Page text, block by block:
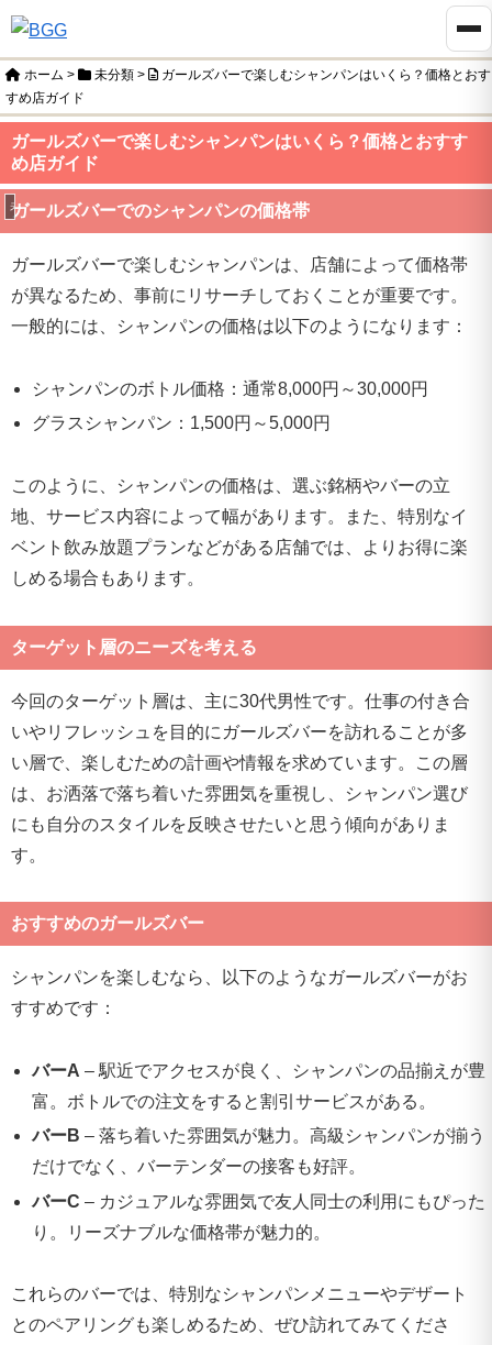
ホーム > 未分類 >
ガールズバーで楽しむシャンパンはいくら？価格とおす
すめ店ガイド
ガールズバーで楽しむシャンパンはいくら？価格とおすす
め店ガイド
未分類
ガールズバーでのシャンパンの価格帯
ガールズバーで楽しむシャンパンは、店舗によって価格帯
が異なるため、事前にリサーチしておくことが重要です。
一般的には、シャンパンの価格は以下のようになります：
シャンパンのボトル価格：通常8,000円～30,000円
グラスシャンパン：1,500円～5,000円
このように、シャンパンの価格は、選ぶ銘柄やバーの立
地、サービス内容によって幅があります。また、特別なイ
ベント飲み放題プランなどがある店舗では、よりお得に楽
しめる場合もあります。
ターゲット層のニーズを考える
今回のターゲット層は、主に30代男性です。仕事の付き合
いやリフレッシュを目的にガールズバーを訪れることが多
い層で、楽しむための計画や情報を求めています。この層
は、お洒落で落ち着いた雰囲気を重視し、シャンパン選び
にも自分のスタイルを反映させたいと思う傾向がありま
す。
おすすめのガールズバー
シャンパンを楽しむなら、以下のようなガールズバーがお
すすめです：
バーA – 駅近でアクセスが良く、シャンパンの品揃えが豊
富。ボトルでの注文をすると割引サービスがある。
バーB – 落ち着いた雰囲気が魅力。高級シャンパンが揃う
だけでなく、バーテンダーの接客も好評。
バーC – カジュアルな雰囲気で友人同士の利用にもぴった
り。リーズナブルな価格帯が魅力的。
これらのバーでは、特別なシャンパンメニューやデザート
とのペアリングも楽しめるため、ぜひ訪れてみてくださ